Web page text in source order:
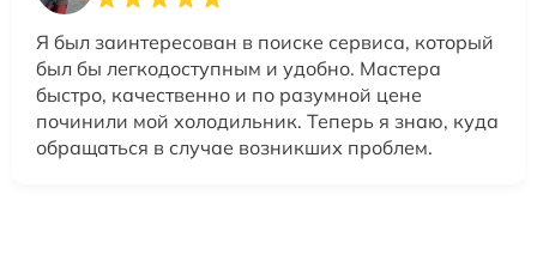
Я был заинтересован в поиске сервиса, который
был бы легкодоступным и удобно. Мастера
быстро, качественно и по разумной цене
починили мой холодильник. Теперь я знаю, куда
обращаться в случае возникших проблем.